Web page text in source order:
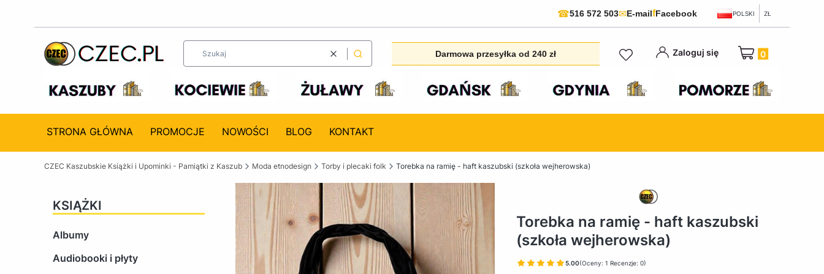
☎516 572 503✉E-mailfFacebook POLSKI ZŁ
WyczyśćSzukaj Darmowa przesyłka od 240 zł Zaloguj się Produkty w
STRONA GŁÓWNA PROMOCJE NOWOŚCI BLOG KONTAKT
CZEC Kaszubskie Książki i Upominki - Pamiątki z Kaszub Moda etnodesign Torby i plecaki folk Torebka na ramię - haft kaszubski (szkoła wejherowska)
KSIĄŻKI
Albumy
Audiobooki i płyty
Torebka na ramię - haft kaszubski
(szkoła wejherowska)
5.00(Oceny: 1 Recenzje: 0)